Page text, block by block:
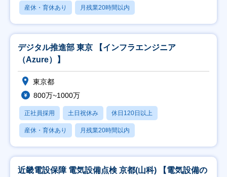
産休・育休あり 月残業20時間以内
デジタル推進部 東京 【インフラエンジニア
（Azure）】
東京都
800万~1000万
正社員採用 土日祝休み 休日120日以上
産休・育休あり 月残業20時間以内
近畿電設保障 電気設備点検 京都(山科) 【電気設備の